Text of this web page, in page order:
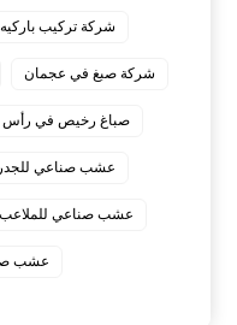
شركة تركيب باركيه
شركة صبغ في عجمان
صباغ رخيص في رأس
عشب صناعي
عشب صناعي للملاعب
عشب